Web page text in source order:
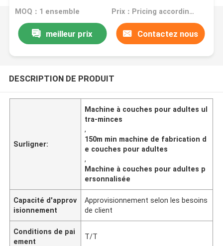
MOQ：1 ensemble Prix：Pricing according to machine configuration
meilleur prix Contactez nous
DESCRIPTION DE PRODUIT
Surligner:
Machine à couches pour adultes ul
tra-minces
,
150m min machine de fabrication d
e couches pour adultes
,
Machine à couches pour adultes p
ersonnalisée
Capacité d'approv
isionnement
Approvisionnement selon les besoins
de client
Conditions de pai
ement
T/T